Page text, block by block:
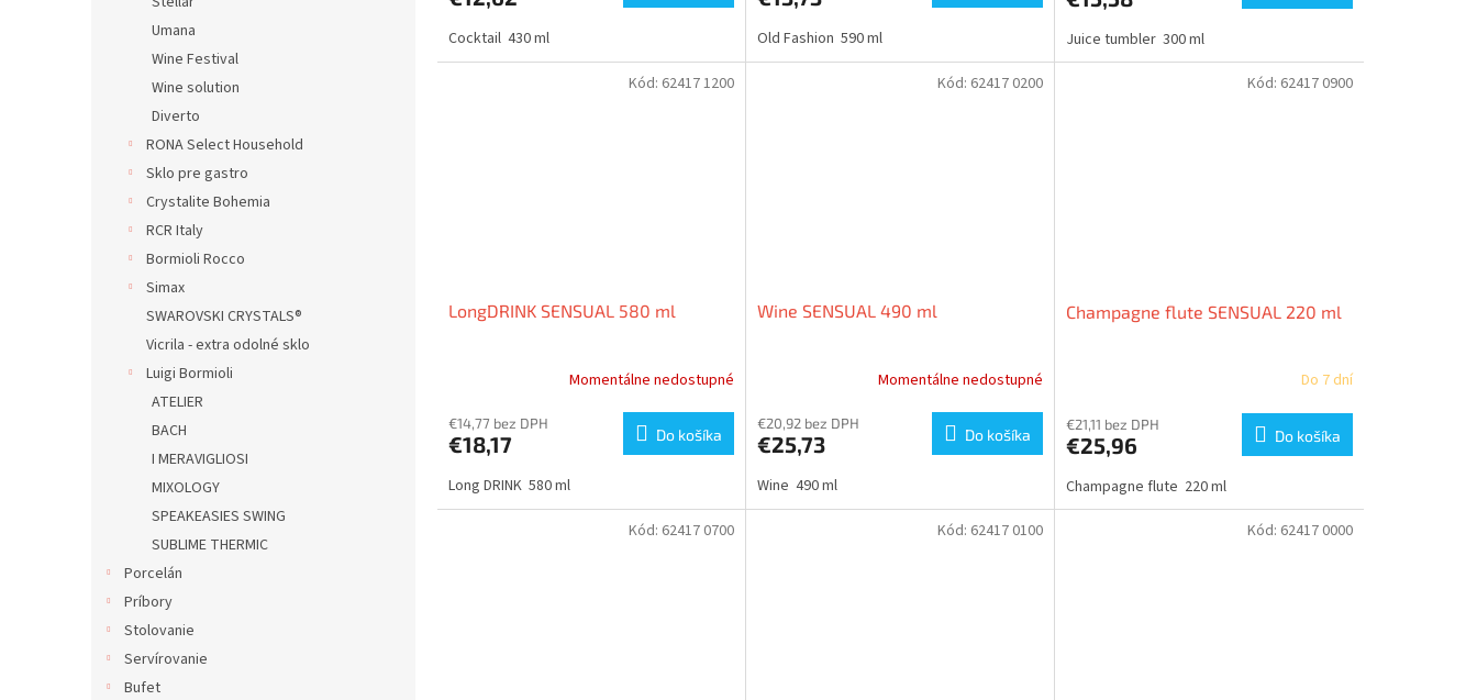
Umana
Wine Festival
Wine solution
Diverto
RONA Select Household
Sklo pre gastro
Crystalite Bohemia
RCR Italy
Bormioli Rocco
Simax
SWAROVSKI CRYSTALS®
Vicrila - extra odolné sklo
Luigi Bormioli
ATELIER
BACH
I MERAVIGLIOSI
MIXOLOGY
SPEAKEASIES SWING
SUBLIME THERMIC
Porcelán
Príbory
Stolovanie
Servírovanie
Bufet
Cocktail 430 ml Old Fashion 590 ml Juice tumbler 300 ml
LongDRINK SENSUAL 580 ml
Momentálne nedostupné
€14,77 bez DPH
€18,17 Do košíka
Long DRINK 580 ml
Kód: 62417 1200
Wine SENSUAL 490 ml
Momentálne nedostupné
€20,92 bez DPH
€25,73 Do košíka
Wine 490 ml
Kód: 62417 0200
Champagne flute SENSUAL 220 ml
Do 7 dní
€21,11 bez DPH
€25,96 Do košíka
Champagne flute 220 ml
Kód: 62417 0900
Kód: 62417 0700 Kód: 62417 0100 Kód: 62417 0000